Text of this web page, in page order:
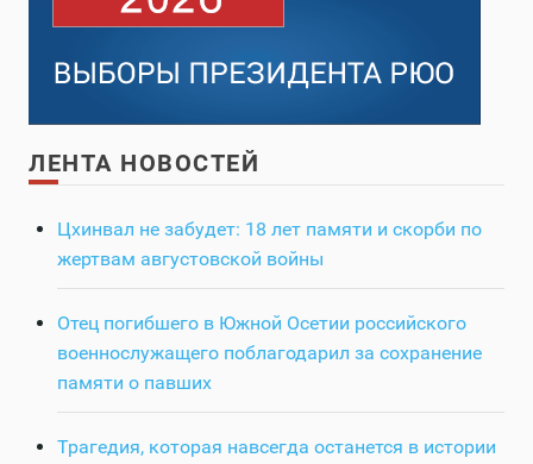
ЛЕНТА НОВОСТЕЙ
Цхинвал не забудет: 18 лет памяти и скорби по
жертвам августовской войны
Отец погибшего в Южной Осетии российского
военнослужащего поблагодарил за сохранение
памяти о павших
Трагедия, которая навсегда останется в истории